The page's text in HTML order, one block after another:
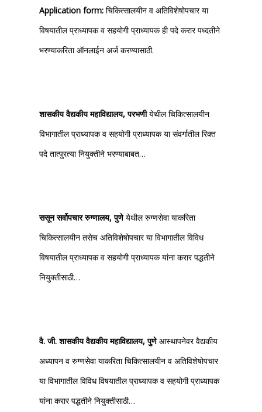
Application form: चिकित्सालयीन व अतिविशेषोपचार या
विषयातील प्राध्यापक व सहयोगी प्राध्यापक ही पदे करार पध्दतीने
भरण्याकरिता ऑनलाईन अर्ज करण्यासाठी.
शासकीय वैद्यकीय महाविद्यालय, परभणीयेथील चिकित्सालयीन
विभागातील प्राध्यापक व सहयोगी प्राध्यापक या संवर्गातील रिक्त
पदे तात्पुरत्या नियुक्तीने भरण्याबाबत…
ससून सर्वोपचार रुग्णालय, पुणेयेथील रुग्णसेवा याकरिता
चिकित्सालयीन तसेच अतिविशेषोपचार या विभागातील विविध
विषयातील प्राध्यापक व सहयोगी प्राध्यापक यांना करार पद्धतीने
नियुक्तीसाठी…
वै. जी. शासकीय वैद्यकीय महाविद्यालय, पुणेआस्थापनेवर वैद्यकीय
अध्यापन व रुग्णसेवा याकरिता चिकित्सालयीन व अतिविशेषोपचार
या विभागातील विविध विषयातील प्राध्यापक व सहयोगी प्राध्यापक
यांना करार पद्धतीने नियुक्तीसाठी…